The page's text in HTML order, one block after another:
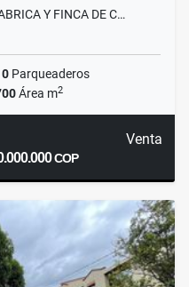
Y FINCA DE C…
Parqueaderos
Área m2
Venta
COP